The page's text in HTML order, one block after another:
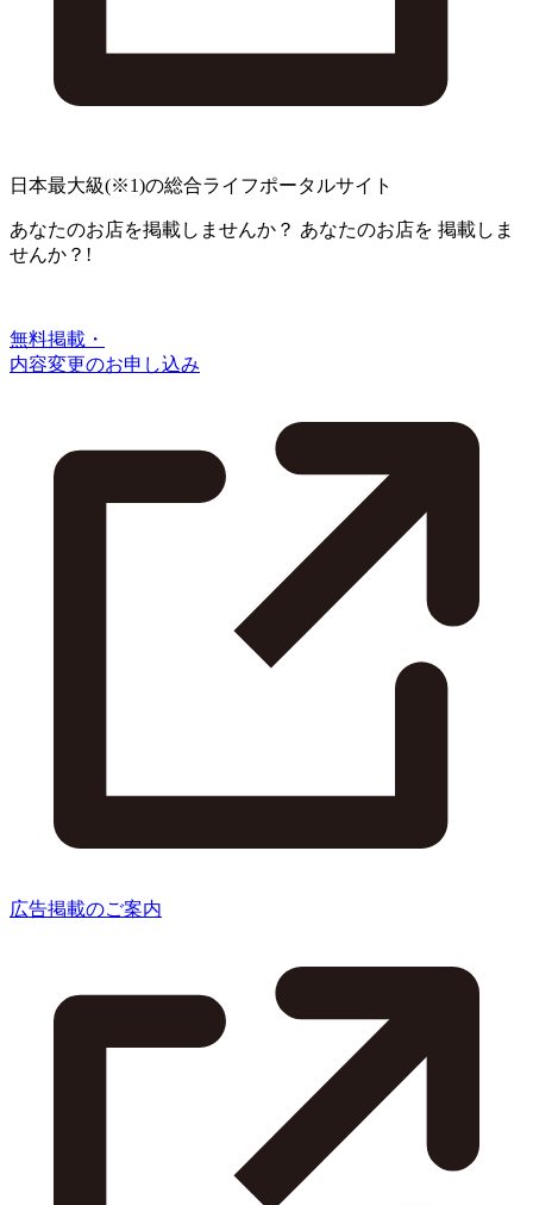
日本最大級(※1)の総合ライフポータルサイト
あなたのお店を掲載しませんか？ あなたのお店を 掲載しま
せんか？!
無料掲載・
内容変更のお申し込み
広告掲載のご案内